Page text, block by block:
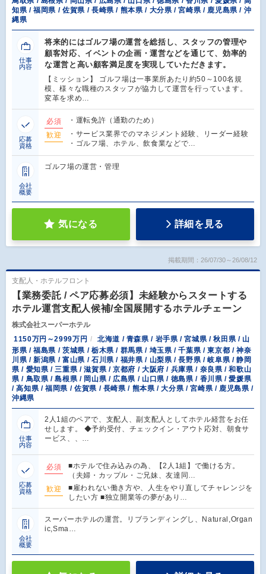
知県 / 福岡県 / 佐賀県 / 長崎県 / 熊本県 / 大分県 / 宮崎県 / 鹿児島県 / 沖
縄県
仕事
内容
将来的にはゴルフ場の運営を総括し、スタッフの管理や
顧客対応、イベントの企画・運営などを通じて、効率的
な運営と高い顧客満足度を実現していただきます。
【ミッション】 ゴルフ場は一事業所あたり約50～100名規
模、様々な職種のスタッフが協力して運営を行っています。
変革を求め…
応募
資格
必須
・運転免許（通勤のため）
歓迎
・サービス業界でのマネジメント経験、リーダー経験
・ゴルフ場、ホテル、飲食業などで…
会社
概要
ゴルフ場の運営・管理
気になる 詳細を見る
掲載期間：26/07/30～26/08/12
支配人・ホテルフロント
【業務委託 / ペア応募必須】未経験からスタートする
ホテル運営支配人候補/全国展開するホテルチェーン
株式会社スーパーホテル
1150万円～2999万円
北海道 / 青森県 / 岩手県 / 宮城県 / 秋田県 / 山
形県 / 福島県 / 茨城県 / 栃木県 / 群馬県 / 埼玉県 / 千葉県 / 東京都 / 神奈
川県 / 新潟県 / 富山県 / 石川県 / 福井県 / 山梨県 / 長野県 / 岐阜県 / 静岡
県 / 愛知県 / 三重県 / 滋賀県 / 京都府 / 大阪府 / 兵庫県 / 奈良県 / 和歌山
県 / 鳥取県 / 島根県 / 岡山県 / 広島県 / 山口県 / 徳島県 / 香川県 / 愛媛県
/ 高知県 / 福岡県 / 佐賀県 / 長崎県 / 熊本県 / 大分県 / 宮崎県 / 鹿児島県 /
沖縄県
仕事
内容
2人1組のペアで、支配人、副支配人としてホテル経営をお任
せします。 ◆予約受付、チェックイン・アウト応対、朝食サ
ービス、、…
応募
資格
必須
■ホテルで住み込みの為、【2人1組】で働ける方。
（夫婦・カップル・ご兄妹、友達同…
歓迎
■雇われない働き方や、人生をやり直してチャレンジを
したい方 ■独立開業等の夢があり…
会社
概要
スーパーホテルの運営。リブランディングし、Natural,Organ
ic,Sma…